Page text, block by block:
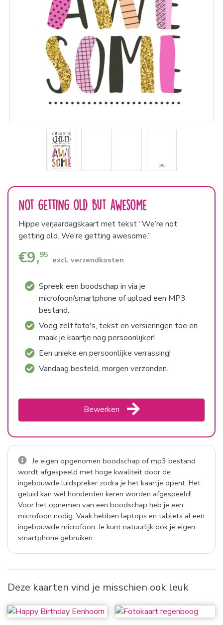
Not getting old but awesome
Hippe verjaardagskaart met tekst “We’re not
getting old. We’re getting awesome.”
€9,95
excl. verzendkosten
Spreek een boodschap in via je
microfoon/smartphone of upload een MP3
bestand.
Voeg zelf foto's, tekst en versieringen toe en
maak je kaartje nog persoonlijker!
Een unieke en persoonlijke verrassing!
Vandaag besteld, morgen verzonden.
Bewerken
Je eigen opgenomen boodschap of mp3 bestand
wordt afgespeeld met hoge kwaliteit door de
ingebouwde luidspreker zodra je het kaartje opent. Het
geluid kan wel honderden keren worden afgespeeld!
Voor het opnemen van een boodschap heb je een
microfoon nodig. Vaak hebben laptops en tablets al een
ingebouwde microfoon. Je kunt natuurlijk ook je eigen
smartphone gebruiken.
Deze kaarten vind je misschien ook leuk